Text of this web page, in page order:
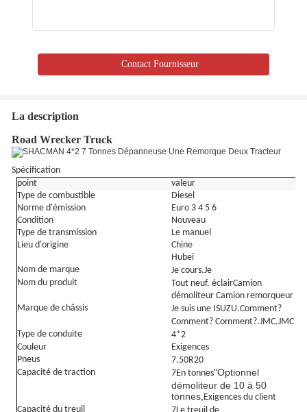
Contact Fournisseur
La description
Road Wrecker Truck
Spécification
point
valeur
Type de combustible
Diesel
Norme d'émission
Euro 3 4 5 6
Condition
Nouveau
Type de transmission
Le manuel
Lieu d'origine
Chine
Hubei
Nom de marque
Je cours.Je
Nom du produit
Tout neuf. éclairCamion
démoliteur Camion remorqueur
Marque de châssis
Je suis une ISUZU.Comment?
Comment? Comment?.JMC.JMC
Type de conduite
4*2
Couleur
Exigences
Pneus
7.50R20
Capacité de traction
7En tonnes"Optionnel
démoliteur de 10 à 50
tonnes, Exigences du client
Capacité du treuil